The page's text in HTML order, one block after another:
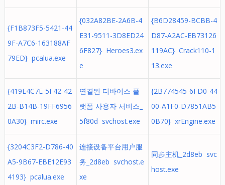
{F1B873F5-5421-44
9F-A7C6-163188AF
79ED} pcalua.exe
{032A82BE-2A6B-4
E31-9511-3D8ED24
6F827} Heroes3.ex
e
{B6D28459-BCBB-4
D87-A2AC-EB73126
119AC} Crack110-1
13.exe
{419E4C7E-5F42-42
2B-B14B-19FF6956
0A30} mirc.exe
연결된 디바이스 플
랫폼 사용자 서비스_
5f80d svchost.exe
{2B774545-6FD0-44
00-A1F0-D7851AB5
0B70} xrEngine.exe
{3204C3F2-D786-40
A5-9B67-EBE12E93
4193} pcalua.exe
连接设备平台用户服
务_2d8eb svchost.e
xe
同步主机_2d8eb svc
host.exe